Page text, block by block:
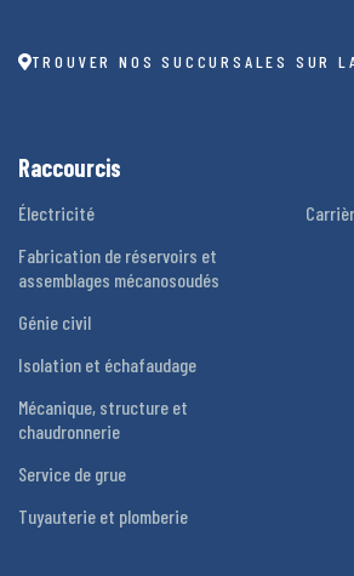
TROUVER NOS SUCCURSALES SUR
Raccourcis
Électricité
Fabrication de réservoirs et
assemblages mécanosoudés
Génie civil
Isolation et échafaudage
Mécanique, structure et
chaudronnerie
Service de grue
Tuyauterie et plomberie